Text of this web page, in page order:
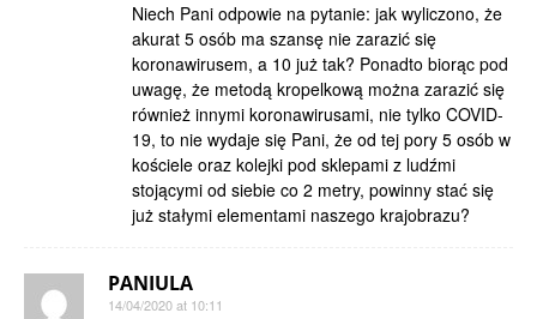
Niech Pani odpowie na pytanie: jak wyliczono, że
akurat 5 osób ma szansę nie zarazić się
koronawirusem, a 10 już tak? Ponadto biorąc pod
uwagę, że metodą kropelkową można zarazić się
również innymi koronawirusami, nie tylko COVID-
19, to nie wydaje się Pani, że od tej pory 5 osób w
kościele oraz kolejki pod sklepami z ludźmi
stojącymi od siebie co 2 metry, powinny stać się
już stałymi elementami naszego krajobrazu?
PANIULA
14/04/2020 at 10:11